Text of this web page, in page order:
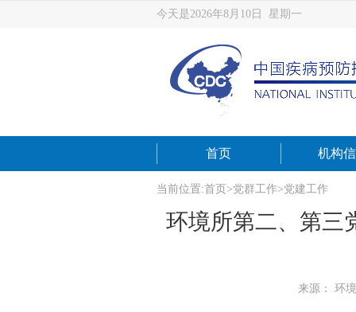
今天是2026年8月10日 星期一
首页 机构
当前位置:首页 >党群工作>党建工作
环境所第二、第三
来源： 环